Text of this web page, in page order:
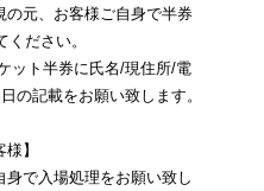
の元、お客様ご自身で半券
ださい。
ット半券に氏名/現住所/電
の記載をお願い致します。
】
で入場処理をお願い致し